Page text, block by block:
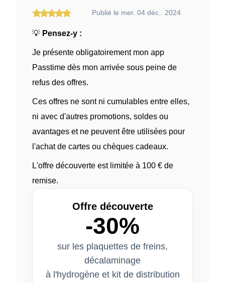
Publié le mer. 04 déc.. 2024
💡 Pensez-y :
Je présente obligatoirement mon app
Passtime dès mon arrivée sous peine de
refus des offres.
Ces offres ne sont ni cumulables entre elles,
ni avec d'autres promotions, soldes ou
avantages et ne peuvent être utilisées pour
l'achat de cartes ou chèques cadeaux.
L'offre découverte est limitée à 100 € de
remise.
Offre découverte
-30%
sur les plaquettes de freins,
décalaminage
à l'hydrogène et kit de distribution